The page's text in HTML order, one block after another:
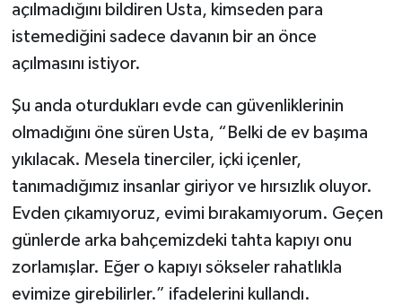
açılmadığını bildiren Usta, kimseden para
istemediğini sadece davanın bir an önce
açılmasını istiyor.
Şu anda oturdukları evde can güvenliklerinin
olmadığını öne süren Usta, “Belki de ev başıma
yıkılacak. Mesela tinerciler, içki içenler,
tanımadığımız insanlar giriyor ve hırsızlık oluyor.
Evden çıkamıyoruz, evimi bırakamıyorum. Geçen
günlerde arka bahçemizdeki tahta kapıyı onu
zorlamışlar. Eğer o kapıyı sökseler rahatlıkla
evimize girebilirler.” ifadelerini kullandı.